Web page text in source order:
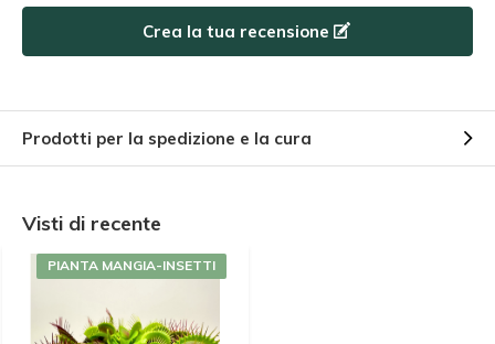
Crea la tua recensione
Prodotti per la spedizione e la cura
Visti di recente
PIANTA MANGIA-INSETTI